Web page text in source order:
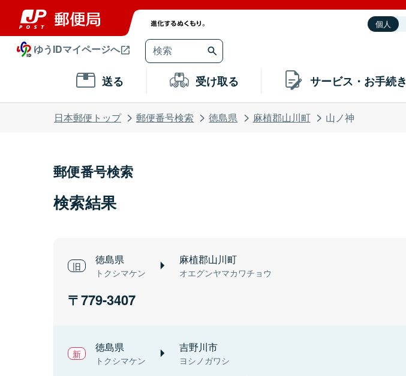
個人
ゆうIDマイページへ
送る 受け取る サービス・お手続き
日本郵便トップ 郵便番号検索 徳島県 麻植郡山川町 山ノ神
郵便番号検索
検索結果
徳島県
トクシマケン
麻植郡山川町
オエグンヤマカワチョウ
779-3407
徳島県
トクシマケン
吉野川市
ヨシノガワシ